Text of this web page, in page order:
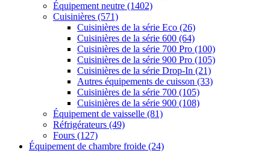
Équipement neutre (1402)
Cuisinières (571)
Cuisinières de la série Eco (26)
Cuisinières de la série 600 (64)
Cuisinières de la série 700 Pro (100)
Cuisinières de la série 900 Pro (105)
Cuisinières de la série Drop-In (21)
Autres équipements de cuisson (33)
Cuisinières de la série 700 (105)
Cuisinières de la série 900 (108)
Équipement de vaisselle (81)
Réfrigérateurs (49)
Fours (127)
Équipement de chambre froide (24)